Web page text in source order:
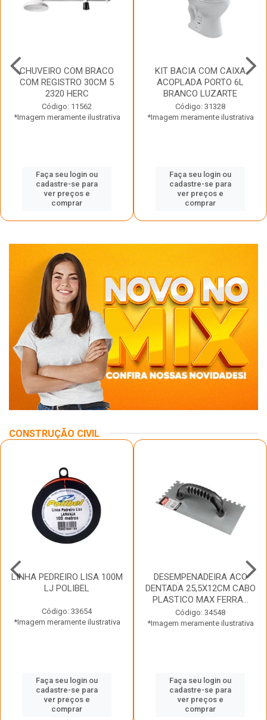
CHUVEIRO COM BRACO
COM REGISTRO 30CM 5
2320 HERC
Código: 11562
*Imagem meramente ilustrativa
Faça seu login ou
cadastre-se para
ver preços e
comprar
KIT BACIA COM CAIXA
ACOPLADA PORTO 6L
BRANCO LUZARTE
Código: 31328
*Imagem meramente ilustrativa
Faça seu login ou
cadastre-se para
ver preços e
comprar
CONSTRUÇÃO CIVIL
LINHA PEDREIRO LISA 100M
LJ POLIBEL
Código: 33654
*Imagem meramente ilustrativa
Faça seu login ou
cadastre-se para
ver preços e
comprar
DESEMPENADEIRA ACO
DENTADA 25,5X12CM CABO
PLASTICO MAX FERRA...
Código: 34548
*Imagem meramente ilustrativa
Faça seu login ou
cadastre-se para
ver preços e
comprar